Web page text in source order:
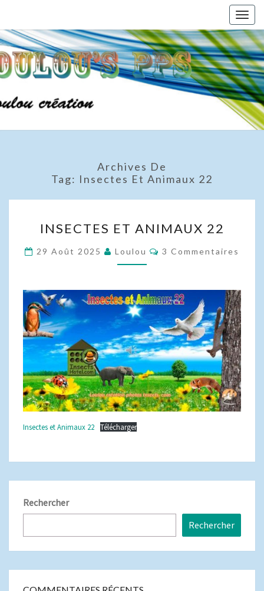
content
Archives De
Tag: Insectes Et Animaux 22
ET
ANIMAUX
22
INSECTES ET ANIMAUX 22
29 Août 2025 Loulou Commentaires
3 Commentaires
Insectes et Animaux 22 Télécharger
Rechercher
Rechercher